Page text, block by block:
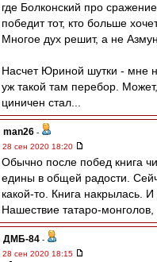
где Болконский про сражение
победит тот, кто больше
Многое дух решит, а не
Насчет Юриной шутки - мне
уж такой там перебор.
циничен стал...
man26 -
28 сен 2020 18:20
Обычно после побед книга
едины в общей радости.
какой-то. Книга накрылась.
Нашествие татаро-монголов,
ДМБ-84 -
28 сен 2020 18:15